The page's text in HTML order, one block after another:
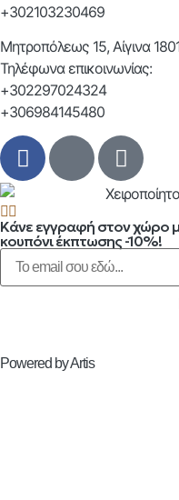
+302103230469
Μητροπόλεως 15, Αίγινα
Τηλέφωνα επικοινωνίας:
+302297024324
+306984145480
Κάνε εγγραφή στον χώρο
κουπόνι έκπτωσης -10%!
Powered by Artis